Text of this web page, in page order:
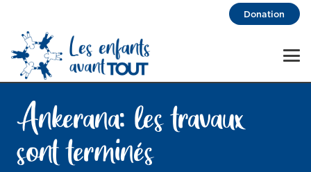
Donation
Ankerana: les travaux
sont terminés